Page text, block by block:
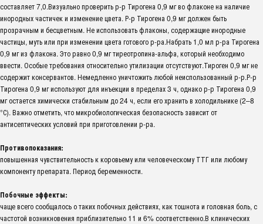
составляет 7,0.Визуально проверить р-р Тирогена 0,9 мг во флаконе на наличие
инородных частичек и изменение цвета. Р-р Тирогена 0,9 мг должен быть
прозрачным и бесцветным. Не использовать флаконы, содержащие инородные
частицы, муть или при изменении цвета готового р-ра.Набрать 1,0 мл р-ра Тирогена
0,9 мг из флакона. Это равно 0,9 мг тиреотропина-альфа, который необходимо
ввести. Особые требования относительно утилизации отсутствуют.Тироген 0,9 мг не
содержит консервантов. Немедленно уничтожить любой неиспользованный р-р.Р-р
Тирогена 0,9 мг используют для инъекции в пределах 3 ч, однако р-р Тирогена 0,9
мг остается химически стабильным до 24 ч, если его хранить в холодильнике (2–8
°С). Важно отметить, что микробиологическая безопасность зависит от
антисептических условий при приготовлении р-ра.
Противопоказания:
повышенная чувствительность к коровьему или человеческому ТТГ или любому
компоненту препарата. Период беременности.
Побочные эффекты:
чаще всего сообщалось о таких побочных действиях, как тошнота и головная боль, с
частотой возникновения приблизительно 11 и 6% соответственно.В клинических